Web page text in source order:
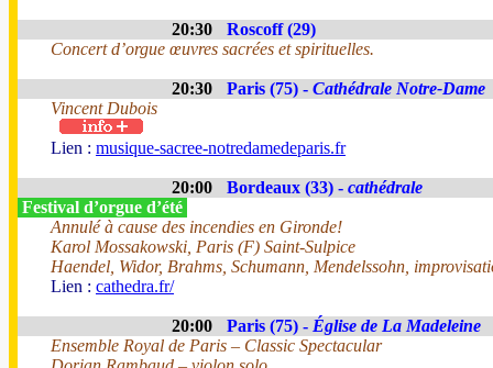
20:30
Roscoff (29)
Concert d’orgue œuvres sacrées et spirituelles.
20:30 Paris (75) - Cathédrale Notre-Dame
Vincent Dubois
Lien : musique-sacree-notredamedeparis.fr
20:00 Bordeaux (33) - cathédrale
Festival d’orgue d’été
Annulé à cause des incendies en Gironde!
Karol Mossakowski, Paris (F) Saint-Sulpice
Haendel, Widor, Brahms, Schumann, Mendelssohn,
Lien : cathedra.fr/
20:00 Paris (75) - Église de La Madeleine
Ensemble Royal de Paris – Classic Spectacular